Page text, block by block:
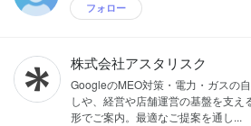
フォロー
株式会社アスタリスク
GoogleのMEO対策・電力・ガスの
しや、経営や店舗運営の基盤を支え
形でご案内。最適なご提案を通し...